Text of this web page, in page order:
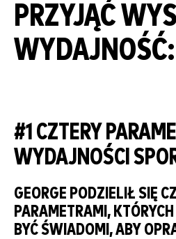
PRZYJĄĆ
WYDAJNOŚĆ:
#1 CZTERY
WYDAJNOŚCI
GEORGE PODZIELIŁ SIĘ
PARAMETRAMI,
BYĆ ŚWIADOMI, ABY